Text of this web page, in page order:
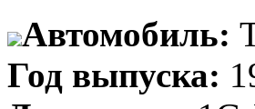
Автомобиль:
Год выпуска: